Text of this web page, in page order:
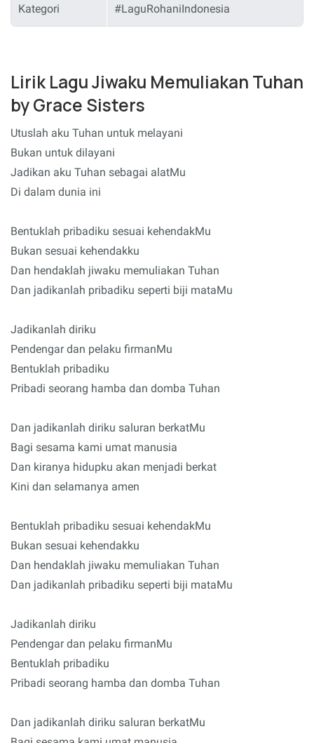
Kategori #LaguRohaniIndonesia
Lirik Lagu Jiwaku Memuliakan Tuhan
by Grace Sisters
Utuslah aku Tuhan untuk melayani
Bukan untuk dilayani
Jadikan aku Tuhan sebagai alatMu
Di dalam dunia ini
Bentuklah pribadiku sesuai kehendakMu
Bukan sesuai kehendakku
Dan hendaklah jiwaku memuliakan Tuhan
Dan jadikanlah pribadiku seperti biji mataMu
Jadikanlah diriku
Pendengar dan pelaku firmanMu
Bentuklah pribadiku
Pribadi seorang hamba dan domba Tuhan
Dan jadikanlah diriku saluran berkatMu
Bagi sesama kami umat manusia
Dan kiranya hidupku akan menjadi berkat
Kini dan selamanya amen
Bentuklah pribadiku sesuai kehendakMu
Bukan sesuai kehendakku
Dan hendaklah jiwaku memuliakan Tuhan
Dan jadikanlah pribadiku seperti biji mataMu
Jadikanlah diriku
Pendengar dan pelaku firmanMu
Bentuklah pribadiku
Pribadi seorang hamba dan domba Tuhan
Dan jadikanlah diriku saluran berkatMu